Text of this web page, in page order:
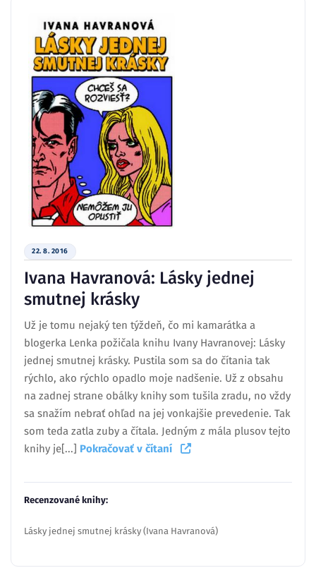
22. 8. 2016
Ivana Havranová: Lásky jednej
smutnej krásky
Už je tomu nejaký ten týždeň, čo mi kamarátka a
blogerka Lenka požičala knihu Ivany Havranovej: Lásky
jednej smutnej krásky. Pustila som sa do čítania tak
rýchlo, ako rýchlo opadlo moje nadšenie. Už z obsahu
na zadnej strane obálky knihy som tušila zradu, no vždy
sa snažím nebrať ohľad na jej vonkajšie prevedenie. Tak
som teda zatla zuby a čítala. Jedným z mála plusov tejto
knihy je[...] Pokračovať v čítaní
Recenzované knihy:
Lásky jednej smutnej krásky (Ivana Havranová)